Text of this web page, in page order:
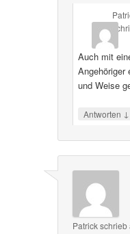
Auch mit
Angehöriger
und Weise
Antworten ↓
Patrickschrieb